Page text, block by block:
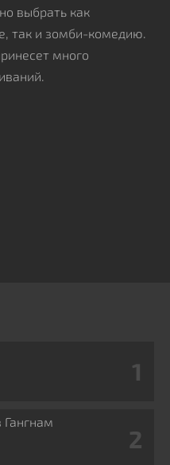
выбрать как
так и зомби-комедию.
много